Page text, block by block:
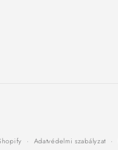
Adatvédelmi szabályzat